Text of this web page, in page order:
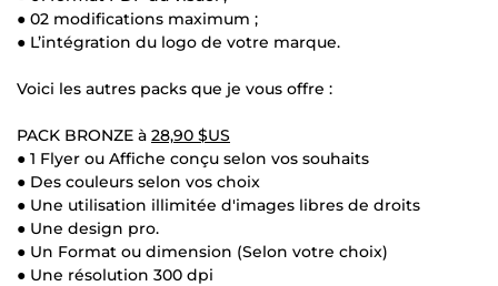
● 02 modifications maximum ;
● L’intégration du logo de votre marque.
Voici les autres packs que je vous offre :
PACK BRONZE à 28,90 $US
● 1 Flyer ou Affiche conçu selon vos souhaits
● Des couleurs selon vos choix
● Une utilisation illimitée d'images libres de droits
● Une design pro.
● Un Format ou dimension (Selon votre choix)
● Une résolution 300 dpi